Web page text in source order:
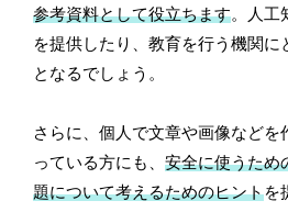
参考資料として役立ちます。人工
を提供したり、教育を行う機関に
となるでしょう。
さらに、個人で文章や画像などを
っている方にも、安全に使うため
題について考えるためのヒントを